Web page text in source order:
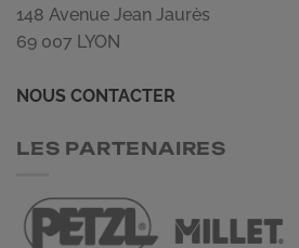
148 Avenue Jean Jaurès
69 007 LYON
NOUS CONTACTER
LES PARTENAIRES